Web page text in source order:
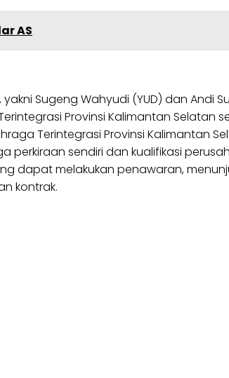
AS
Sugeng Wahyudi (YUD) dan Andi
Provinsi Kalimantan Selatan
Terintegrasi Provinsi Kalimantan
sendiri dan kualifikasi
dapat melakukan penawaran,
kontrak.